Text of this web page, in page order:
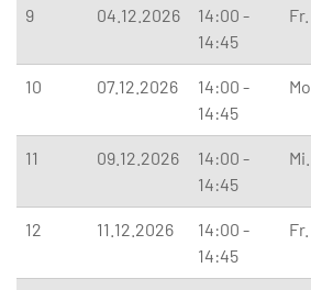
9 04.12.2026
14:00 -
14:45
Fr.
10 07.12.2026
14:00 -
14:45
Mo.
11 09.12.2026
14:00 -
14:45
Mi.
12 11.12.2026
14:00 -
14:45
Fr.